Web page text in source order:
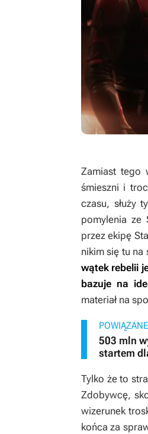
Zamiast tego
śmieszni i
czasu, służy
pomylenia ze
przez ekipę
nikim się tu
wątek rebelii
bazuje na
materiał na
503 mln
startem
Tylko że to
Zdobywcę,
wizerunek
końca za